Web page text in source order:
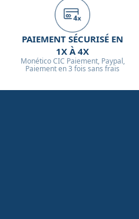
PAIEMENT SÉCURISÉ EN
1X À 4X
Monético CIC Paiement, Paypal,
Paiement en 3 fois sans frais